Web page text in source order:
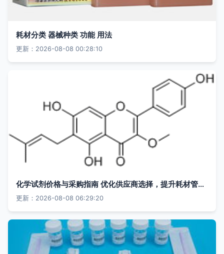
耗材分类 器械种类 功能 用法
更新：2026-08-08 00:28:10
化学试剂价格与采购指南 优化供应商选择，提升耗材管理效率
更新：2026-08-08 06:29:20